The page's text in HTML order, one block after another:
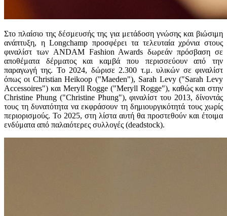
Στο πλαίσιο της δέσμευσής της για μετάδοση γνώσης και βιώσιμη
ανάπτυξη, η Longchamp προσφέρει τα τελευταία χρόνια στους
φιναλίστ των ANDAM Fashion Awards δωρεάν πρόσβαση σε
αποθέματα δέρματος και καμβά που περισσεύουν από την
παραγωγή της. Το 2024, δώρισε 2.300 τ.μ. υλικών σε φιναλίστ
όπως οι Christian Heikoop ("Maeden"), Sarah Levy ("Sarah Levy
Accessoires") και Meryll Rogge ("Meryll Rogge"), καθώς και στην
Christine Phung ("Christine Phung"), φιναλίστ του 2013, δίνοντάς
τους τη δυνατότητα να εκφράσουν τη δημιουργικότητά τους χωρίς
περιορισμούς. Το 2025, στη λίστα αυτή θα προστεθούν και έτοιμα
ενδύματα από παλαιότερες συλλογές (deadstock).